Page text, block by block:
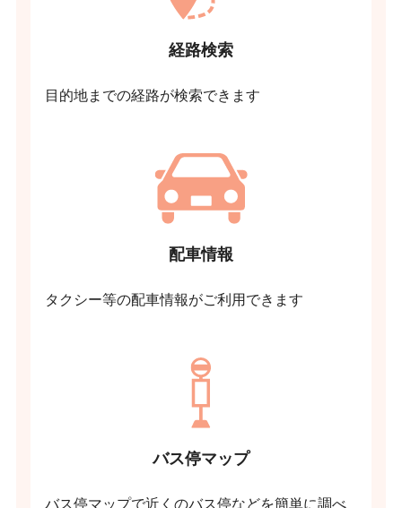
経路検索
目的地までの経路が検索できます
配車情報
タクシー等の配車情報がご利用できます
バス停マップ
バス停マップで近くのバス停などを簡単に調べ